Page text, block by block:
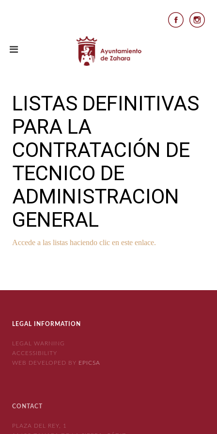
LISTAS DEFINITIVAS
PARA LA
CONTRATACIÓN DE
TECNICO DE
ADMINISTRACION
GENERAL
Accede a las listas haciendo clic en este enlace.
LEGAL INFORMATION
LEGAL WARNING
ACCESSIBILITY
WEB DEVELOPED BY EPICSA
CONTACT
PLAZA DEL REY, 1